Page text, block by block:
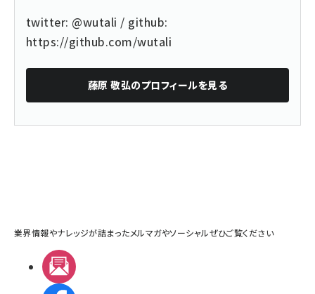
twitter: @wutali / github:
https://github.com/wutali
藤原 敬弘のプロフィールを見る
業界情報やナレッジが詰まったメルマガやソーシャルぜひご覧ください